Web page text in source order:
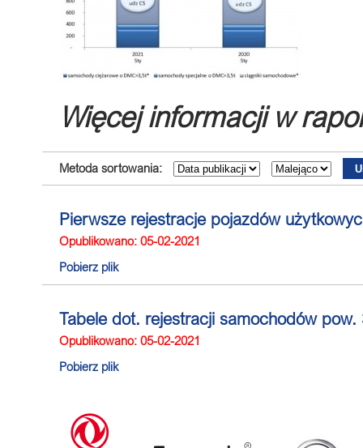
Więcej informacji w
Metoda sortowania:
Pierwsze rejestracje pojazdów
Opublikowano: 05-02-2021
Pobierz plik
Tabele dot. rejestracji samochodów
Opublikowano: 05-02-2021
Pobierz plik